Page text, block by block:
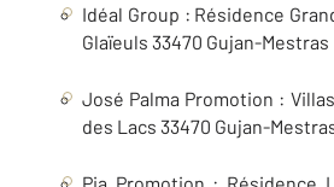
Idéal Group : Résidence
Glaïeuls 33470 Gujan-Mestras
José Palma Promotion :
des Lacs 33470 Gujan-
Pia Promotion : Résidence